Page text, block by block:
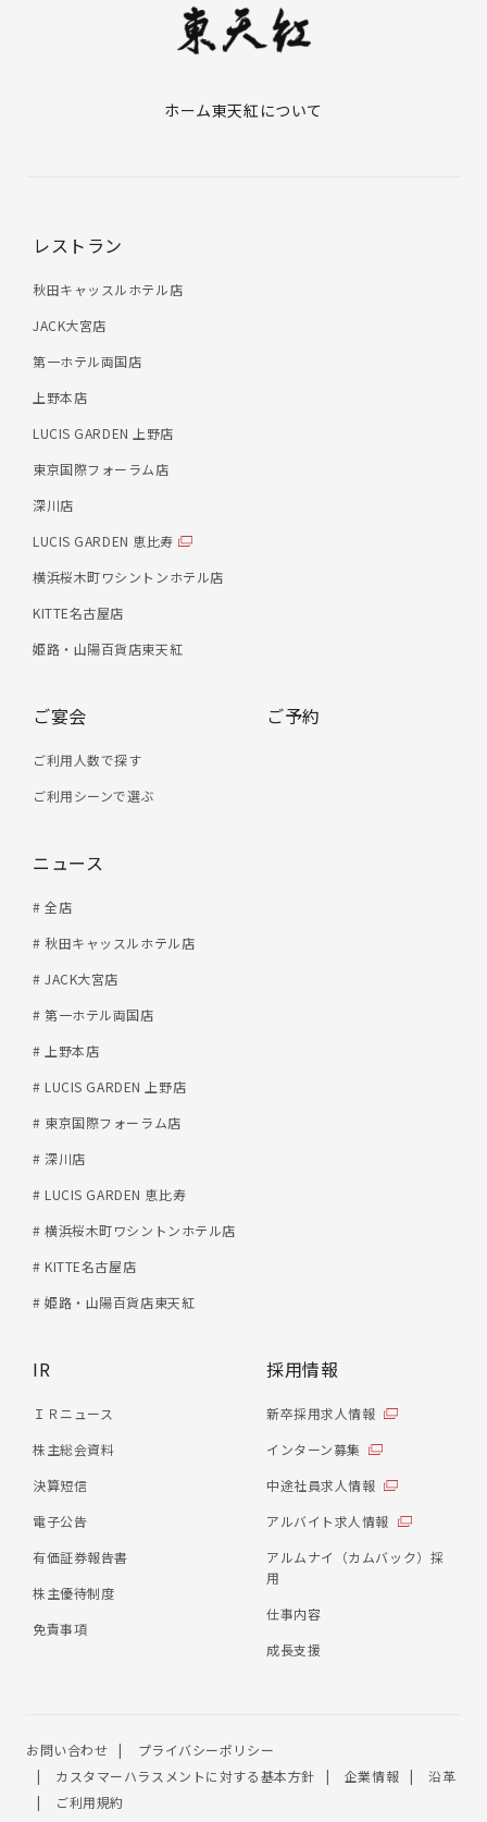
ホーム東天紅について
レストラン
秋田キャッスルホテル店
JACK大宮店
第一ホテル両国店
上野本店
LUCIS GARDEN 上野店
東京国際フォーラム店
深川店
LUCIS GARDEN 恵比寿
横浜桜木町ワシントンホテル店
KITTE名古屋店
姫路・山陽百貨店東天紅
ご宴会
ご利用人数で探す
ご利用シーンで選ぶ
ニュース
# 全店
# 秋田キャッスルホテル店
# JACK大宮店
# 第一ホテル両国店
# 上野本店
# LUCIS GARDEN 上野店
# 東京国際フォーラム店
# 深川店
# LUCIS GARDEN 恵比寿
# 横浜桜木町ワシントンホテル店
# KITTE名古屋店
# 姫路・山陽百貨店東天紅
ご予約
採用情報
新卒採用求人情報
インターン募集
中途社員求人情報
アルバイト求人情報
アルムナイ（カムバック）採
用
仕事内容
成長支援
IR
ＩＲニュース
株主総会資料
決算短信
電子公告
有価証券報告書
株主優待制度
免責事項
お問い合わせ
プライバシーポリシー
カスタマーハラスメントに対する基本方針
企業情報
沿革
ご利用規約